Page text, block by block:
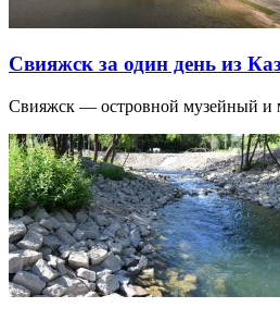
Свияжск за один день из
Свияжск — островной музейный и